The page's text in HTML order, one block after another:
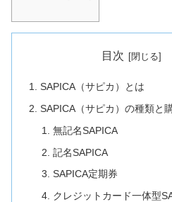
目次
SAPICA（サピカ）とは
SAPICA（サピカ）の種類と
無記名SAPICA
記名SAPICA
SAPICA定期券
クレジットカード一体型